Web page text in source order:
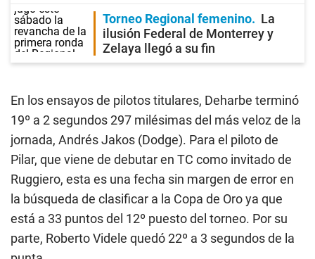
Torneo Regional femenino
La
ilusión Federal de Monterrey y
Zelaya llegó a su fin
En los ensayos de pilotos titulares, Deharbe terminó
19º a 2 segundos 297 milésimas del más veloz de la
jornada, Andrés Jakos (Dodge). Para el piloto de
Pilar, que viene de debutar en TC como invitado de
Ruggiero, esta es una fecha sin margen de error en
la búsqueda de clasificar a la Copa de Oro ya que
está a 33 puntos del 12º puesto del torneo. Por su
parte, Roberto Videle quedó 22º a 3 segundos de la